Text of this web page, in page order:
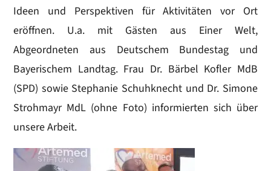
Ideen und Perspektiven für Aktivitäten vor Ort
eröffnen. U.a. mit Gästen aus Einer Welt,
Abgeordneten aus Deutschem Bundestag und
Bayerischem Landtag. Frau Dr. Bärbel Kofler MdB
(SPD) sowie Stephanie Schuhknecht und Dr. Simone
Strohmayr MdL (ohne Foto) informierten sich über
unsere Arbeit.